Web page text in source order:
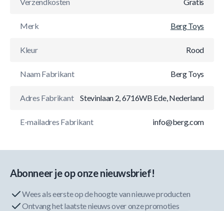
Merk Berg Toys
Kleur Rood
Naam Fabrikant Berg Toys
Adres Fabrikant Stevinlaan 2, 6716WB Ede, Nederland
E-mailadres Fabrikant info@berg.com
Abonneer je op onze nieuwsbrief!
Wees als eerste op de hoogte van nieuwe producten
Ontvang het laatste nieuws over onze promoties